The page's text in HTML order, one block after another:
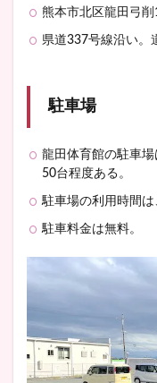
熊本市北区龍田弓
県道337号線沿い。
駐車場
龍田体育館の駐車場
50台程度ある。
駐車場の利用時間は
駐車料金は無料。